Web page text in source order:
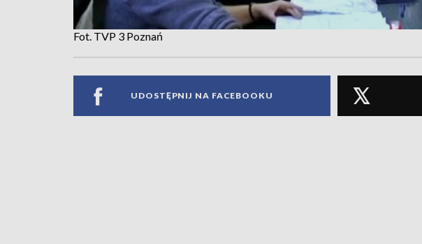
Fot. TVP 3 Poznań
UDOSTĘPNIJ NA FACEBOOKU